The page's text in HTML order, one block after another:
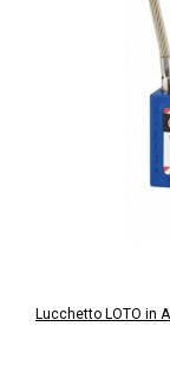
Lucchetto LOTO in